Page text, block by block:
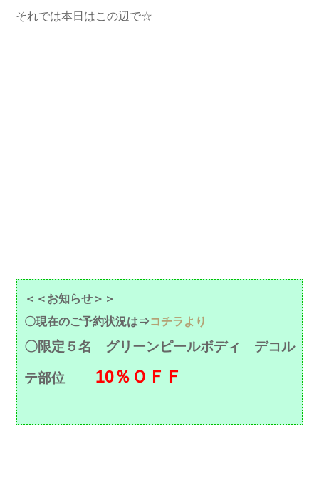
それでは本日はこの辺で☆
＜＜お知らせ＞＞
〇現在のご予約状況は⇒コチラより
〇限定５名 グリーンピールボディ デコル
テ部位 10％ＯＦＦ